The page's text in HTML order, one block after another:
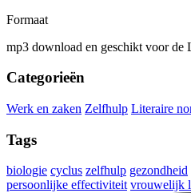
Formaat
mp3 download en geschikt voor de
Categorieën
Werk en zaken Zelfhulp Literaire
Tags
biologie cyclus zelfhulp gezondheid
persoonlijke effectiviteit vrouwelijk